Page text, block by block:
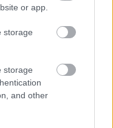
or app.
storage
storage
and other